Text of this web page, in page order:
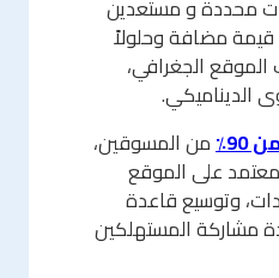
محددة و مستعدين
قيمة مضافة وحلولاً
الجغرافي،
الديناميكي.
90٪
من المسوقين،
على الموقع
وتوسيع قاعدة
(86٪)، وزيادة مشاركة المستهلكين